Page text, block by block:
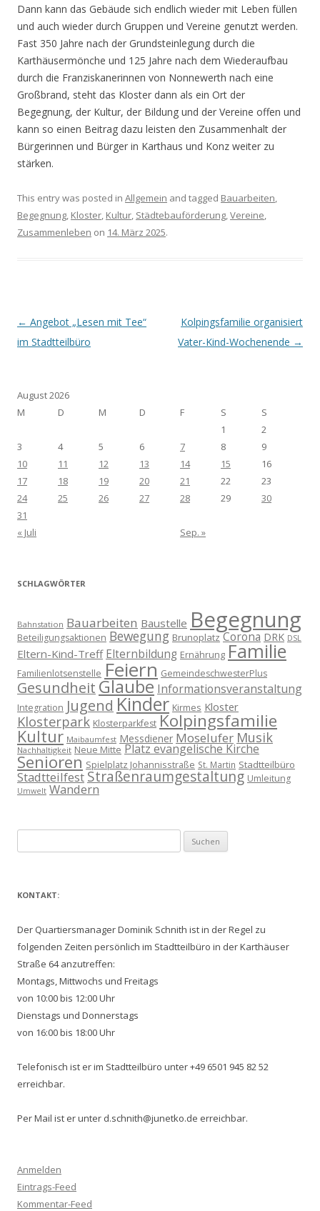
Dann kann das Gebäude sich endlich wieder mit Leben füllen
und auch wieder durch Gruppen und Vereine genutzt werden.
Fast 350 Jahre nach der Grundsteinlegung durch die
Karthäusermönche und 125 Jahre nach dem Wiederaufbau
durch die Franziskanerinnen von Nonnewerth nach eine
Großbrand, steht das Kloster dann als ein Ort der
Begegnung, der Kultur, der Bildung und der Vereine offen und
kann so einen Beitrag dazu leisten den Zusammenhalt der
Bürgerinnen und Bürger in Karthaus und Konz weiter zu
stärken.
This entry was posted in Allgemein and tagged Bauarbeiten,
Begegnung, Kloster, Kultur, Städtebauförderung,Vereine,
Zusammenleben on 14. März 2025.
Post navigation
← Angebot „Lesen mit Tee“
im Stadtteilbüro
Kolpingsfamilie organisiert
Vater-Kind-Wochenende →
August 2026
M
D M D F S
S
1
2
3
4 5 6 7 8
9
10
11 12 13 14 15
16
17
18 19 20 21 22
23
24
25 26 27 28 29
30
31
« Juli
Sep. »
SCHLAGWÖRTER
Bahnstation Bauarbeiten Baustelle Begegnung
Beteiligungsaktionen Bewegung Brunoplatz Corona DRK DSL
Eltern-Kind-Treff Elternbildung Ernährung Familie
Familienlotsenstelle Feiern GemeindeschwesterPlus
Gesundheit Glaube Informationsveranstaltung
Integration Jugend Kinder Kirmes Kloster
Klosterpark Klosterparkfest Kolpingsfamilie
Kultur Maibaumfest Messdiener Moselufer Musik
Nachhaltigkeit Neue Mitte Platz evangelische Kirche
Senioren Spielplatz Johannisstraße St. Martin Stadtteilbüro
Stadtteilfest Straßenraumgestaltung Umleitung
Umwelt Wandern
nach:
KONTAKT:
Der Quartiersmanager Dominik Schnith ist in der Regel zu
folgenden Zeiten persönlich im Stadtteilbüro in der Karthäuser
Straße 64 anzutreffen:
Montags, Mittwochs und Freitags
von 10:00 bis 12:00 Uhr
Dienstags und Donnerstags
von 16:00 bis 18:00 Uhr
Telefonisch ist er im Stadtteilbüro unter +49 6501 945 82 52
erreichbar.
Per Mail ist er unter d.schnith@junetko.de erreichbar.
Anmelden
Eintrags-Feed
Kommentar-Feed